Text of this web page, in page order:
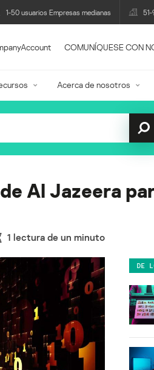
1-50 usuarios Empresas medianas
COMUNÍQUESE CON
Acerca de nosotros
Al Jazeera
1 lectura de un minuto
DE